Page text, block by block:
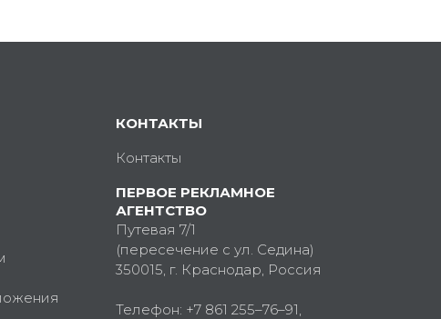
КОНТАКТЫ
Контакты
ПЕРВОЕ РЕКЛАМНОЕ
АГЕНТСТВО
Путевая 7/1
(пересечение с ул. Седина)
350015, г. Краснодар, Россия
Телефон: +7 861 255–76–91,